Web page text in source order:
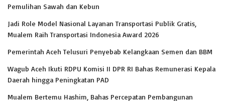
Pemulihan Sawah dan Kebun
Jadi Role Model Nasional Layanan Transportasi Publik Gratis,
Mualem Raih Transportasi Indonesia Award 2026
Pemerintah Aceh Telusuri Penyebab Kelangkaan Semen dan BBM
Wagub Aceh Ikuti RDPU Komisi II DPR RI Bahas Remunerasi Kepala
Daerah hingga Peningkatan PAD
Mualem Bertemu Hashim, Bahas Percepatan Pembangunan